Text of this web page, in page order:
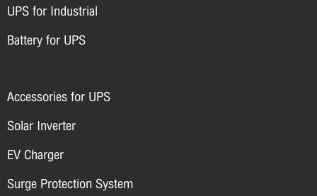
UPS for Industrial
Battery for UPS
Accessories for UPS
Solar Inverter
EV Charger
Surge Protection System